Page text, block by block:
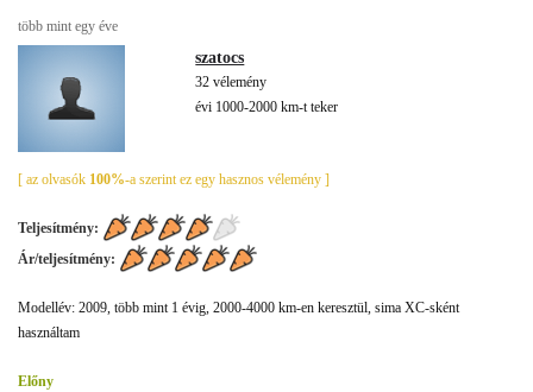
több mint egy éve
szatocs
32 vélemény
évi 1000-2000 km-t teker
[ az olvasók 100%-a szerint ez egy hasznos vélemény ]
Teljesítmény:
Ár/teljesítmény:
Modellév: 2009, több mint 1 évig, 2000-4000 km-en keresztül, sima XC-sként
használtam
Előny